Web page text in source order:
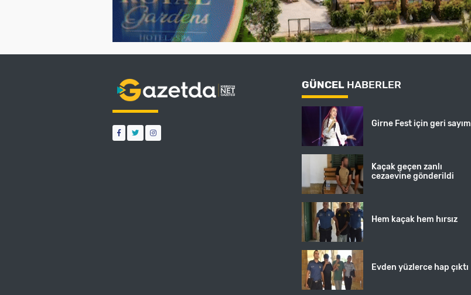
GÜNCEL HABERLER
Girne Fest için geri sayım
Kaçak geçen zanlı
cezaevine gönderildi
Hem kaçak hem hırsız
Evden yüzlerce hap çıktı